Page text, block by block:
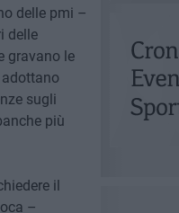
delle pmi –
delle
gravano le
sugli
più
il
–